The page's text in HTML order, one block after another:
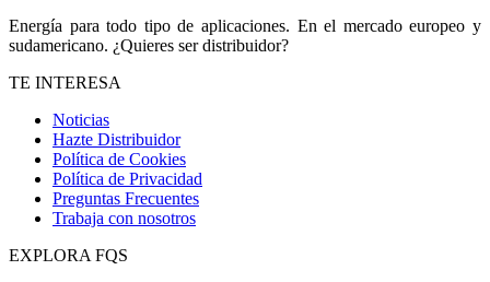
Energía para todo tipo de aplicaciones. En el mercado europeo y
sudamericano. ¿Quieres ser distribuidor?
TE INTERESA
Noticias
Hazte Distribuidor
Política de Cookies
Política de Privacidad
Preguntas Frecuentes
Trabaja con nosotros
EXPLORA FQS